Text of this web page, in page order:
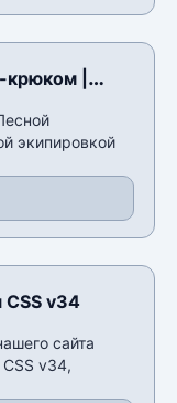
|
экипировкой
v34
сайта
v34,